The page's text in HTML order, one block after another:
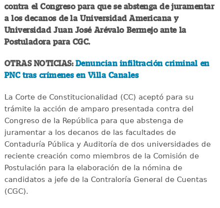
contra el Congreso para que se abstenga de juramentar
a los decanos de la Universidad Americana y
Universidad Juan José Arévalo Bermejo ante la
Postuladora para CGC.
OTRAS NOTICIAS: Denuncian infiltración criminal en
PNC tras crímenes en Villa Canales
La Corte de Constitucionalidad (CC) aceptó para su
trámite la acción de amparo presentada contra del
Congreso de la República para que abstenga de
juramentar a los decanos de las facultades de
Contaduría Pública y Auditoría de dos universidades de
reciente creación como miembros de la Comisión de
Postulación para la elaboración de la nómina de
candidatos a jefe de la Contraloría General de Cuentas
(CGC).